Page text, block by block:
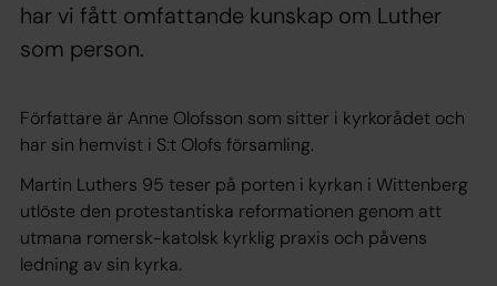
har vi fått omfattande kunskap om Luther
som person.
Författare är Anne Olofsson som sitter i kyrkorådet och
har sin hemvist i S:t Olofs församling.
Martin Luthers 95 teser på porten i kyrkan i Wittenberg
utlöste den protestantiska reformationen genom att
utmana romersk-katolsk kyrklig praxis och påvens
ledning av sin kyrka.